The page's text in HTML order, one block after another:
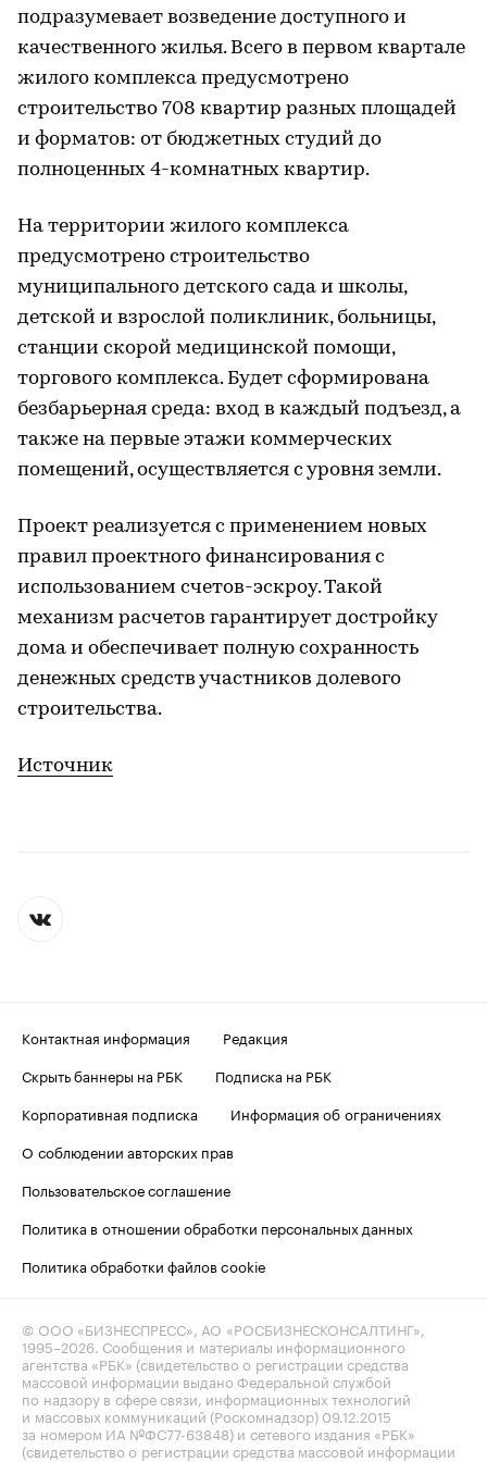
подразумевает возведение доступного и
качественного жилья. Всего в первом квартале
жилого комплекса предусмотрено
строительство 708 квартир разных площадей
и форматов: от бюджетных студий до
полноценных 4-комнатных квартир.
На территории жилого комплекса
предусмотрено строительство
муниципального детского сада и школы,
детской и взрослой поликлиник, больницы,
станции скорой медицинской помощи,
торгового комплекса. Будет сформирована
безбарьерная среда: вход в каждый подъезд, а
также на первые этажи коммерческих
помещений, осуществляется с уровня земли.
Проект реализуется с применением новых
правил проектного финансирования с
использованием счетов-эскроу. Такой
механизм расчетов гарантирует достройку
дома и обеспечивает полную сохранность
денежных средств участников долевого
строительства.
Источник
Контактная информация
Редакция
Скрыть баннеры на РБК
Подписка на РБК
Корпоративная подписка
Информация об ограничениях
О соблюдении авторских прав
Пользовательское соглашение
Политика в отношении обработки персональных данных
Политика обработки файлов cookie
© ООО «БИЗНЕСПРЕСС», АО «РОСБИЗНЕСКОНСАЛТИНГ»,
1995–2026. Сообщения и материалы информационного
агентства «РБК» (свидетельство о регистрации средства
массовой информации выдано Федеральной службой
по надзору в сфере связи, информационных технологий
и массовых коммуникаций (Роскомнадзор) 09.12.2015
за номером ИА №ФС77-63848) и сетевого издания «РБК»
(свидетельство о регистрации средства массовой информации